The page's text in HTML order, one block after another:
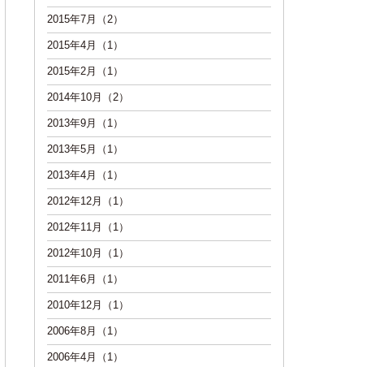
2015年7月（2）
2015年4月（1）
2015年2月（1）
2014年10月（2）
2013年9月（1）
2013年5月（1）
2013年4月（1）
2012年12月（1）
2012年11月（1）
2012年10月（1）
2011年6月（1）
2010年12月（1）
2006年8月（1）
2006年4月（1）